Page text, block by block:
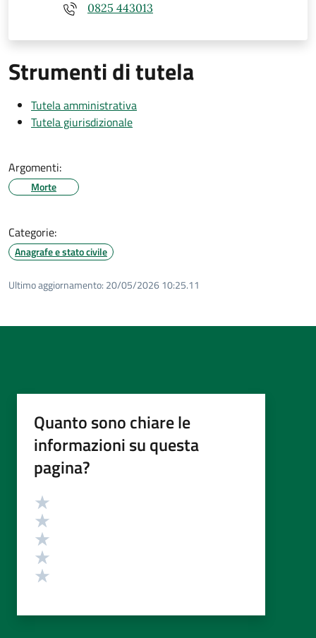
0825 443013
Strumenti di tutela
Tutela amministrativa
Tutela giurisdizionale
Argomenti:
Morte
Categorie:
Anagrafe e stato civile
Ultimo aggiornamento: 20/05/2026 10:25.11
Quanto sono chiare le
informazioni su questa
pagina?
Valutazione